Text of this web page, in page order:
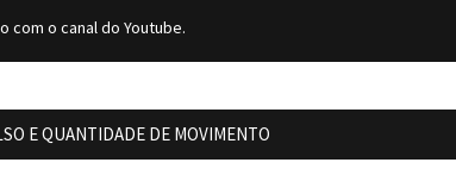
com o canal do Youtube.
E QUANTIDADE DE MOVIMENTO